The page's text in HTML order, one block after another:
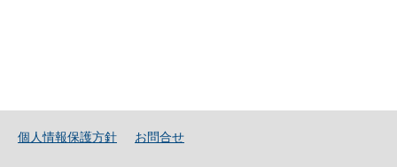
個人情報保護方針 お問合せ